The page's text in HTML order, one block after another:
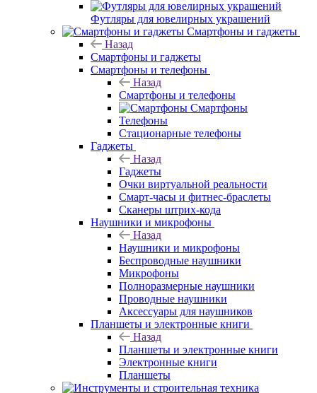
Футляры для ювелирных украшений
Смартфоны и гаджеты
Назад
Смартфоны и гаджеты
Смартфоны и телефоны
Назад
Смартфоны и телефоны
Смартфоны
Телефоны
Стационарные телефоны
Гаджеты
Назад
Гаджеты
Очки виртуальной реальности
Смарт-часы и фитнес-браслеты
Сканеры штрих-кода
Наушники и микрофоны
Назад
Наушники и микрофоны
Беспроводные наушники
Микрофоны
Полноразмерные наушники
Проводные наушники
Аксессуары для наушников
Планшеты и электронные книги
Назад
Планшеты и электронные книги
Электронные книги
Планшеты